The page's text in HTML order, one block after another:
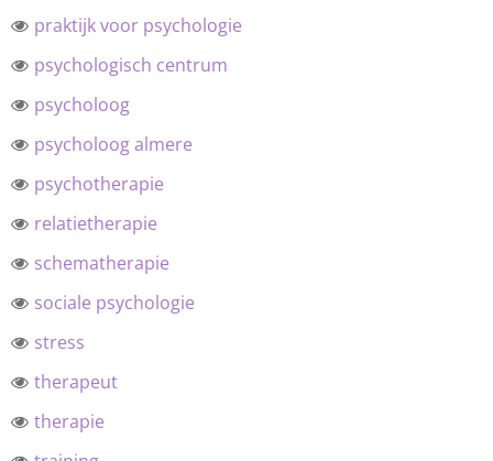
praktijk voor psychologie
psychologisch centrum
psycholoog
psycholoog almere
psychotherapie
relatietherapie
schematherapie
sociale psychologie
stress
therapeut
therapie